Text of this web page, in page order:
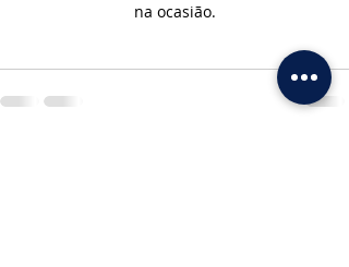
na ocasião.